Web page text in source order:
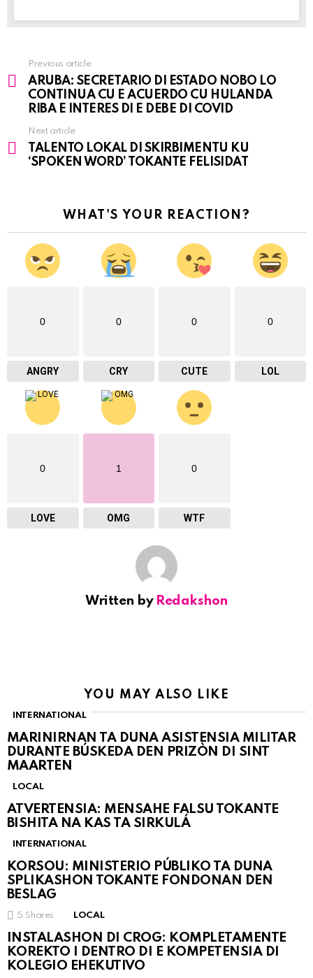
See
more
Previous article
ARUBA: SECRETARIO DI ESTADO NOBO LO
CONTINUA CU E ACUERDO CU HULANDA
RIBA E INTERES DI E DEBE DI COVID
Next article
TALENTO LOKAL DI SKIRBIMENTU KU
‘SPOKEN WORD’ TOKANTE FELISIDAT
WHAT'S YOUR REACTION?
0
ANGRY
0
CRY
0
CUTE
0
LOL
0
LOVE
1
OMG
0
WTF
Written by Redakshon
YOU MAY ALSO LIKE
INTERNATIONAL
MARINIRNAN TA DUNA ASISTENSIA MILITAR
DURANTE BÚSKEDA DEN PRIZÒN DI SINT
MAARTEN
LOCAL
ATVERTENSIA: MENSAHE FALSU TOKANTE
BISHITA NA KAS TA SIRKULÁ
INTERNATIONAL
KORSOU: MINISTERIO PÚBLIKO TA DUNA
SPLIKASHON TOKANTE FONDONAN DEN
BESLAG
5 Shares LOCAL
INSTALASHON DI CROG: KOMPLETAMENTE
KOREKTO I DENTRO DI E KOMPETENSIA DI
KOLEGIO EHEKUTIVO